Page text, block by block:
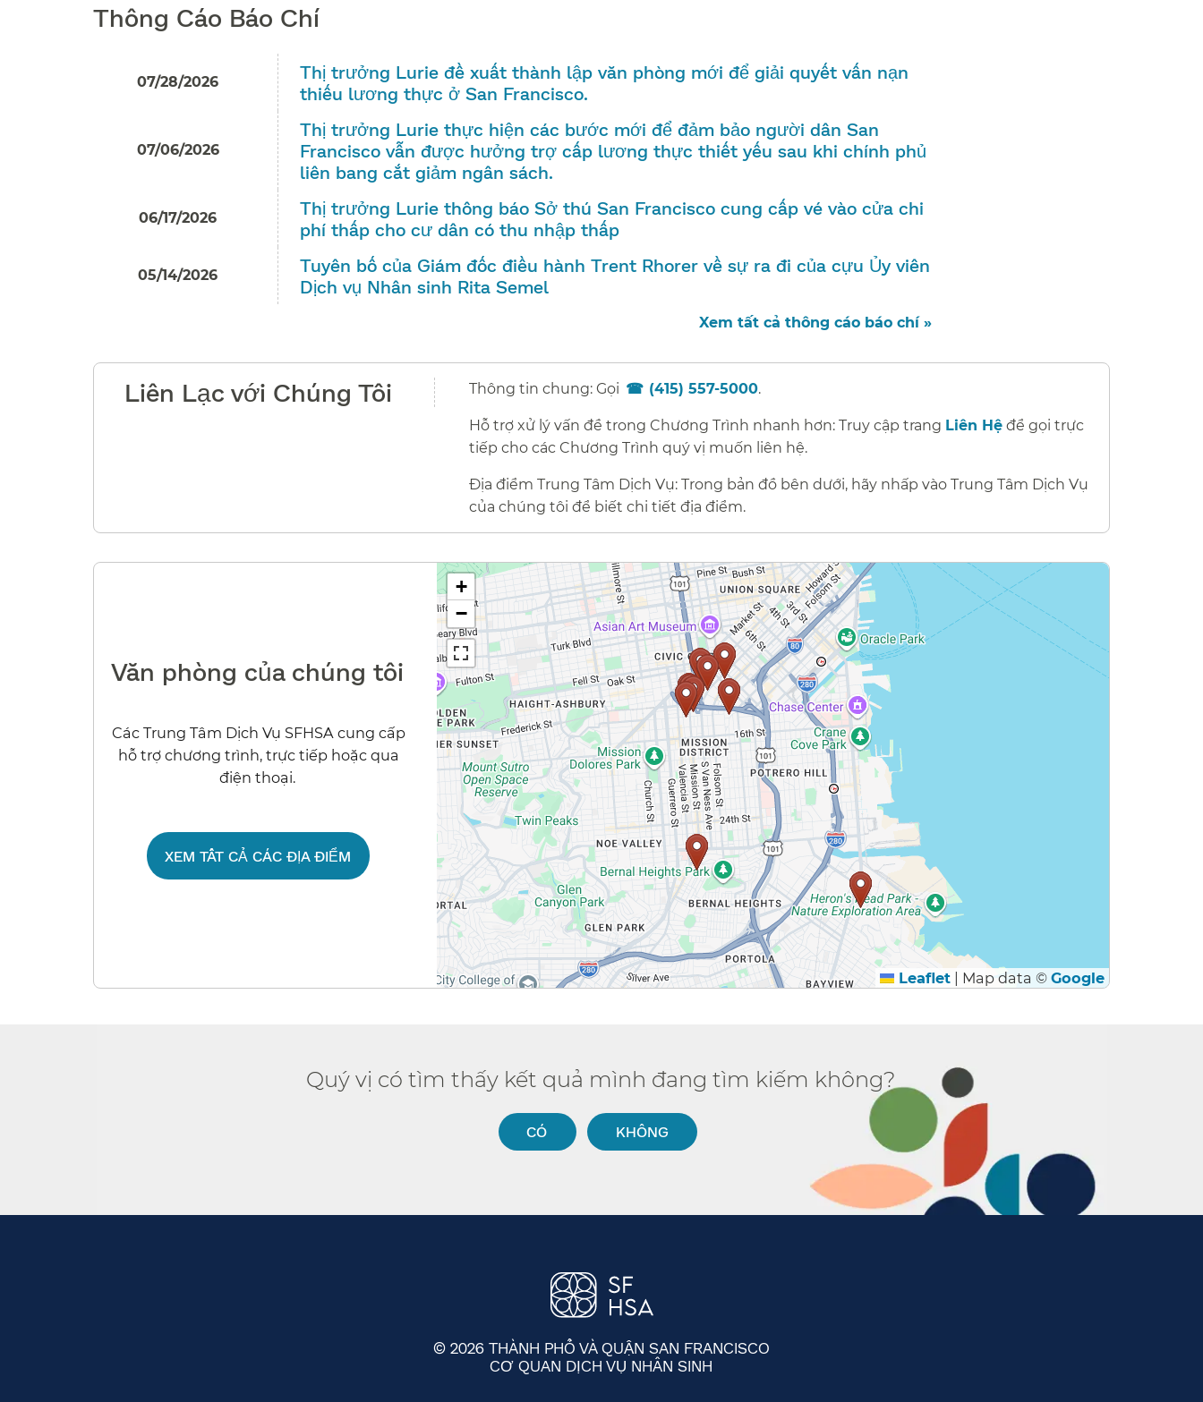
Thông Cáo Báo Chí​​
07/28/2026
Thị trưởng Lurie đề xuất thành lập văn phòng mới để giải quyết vấn nạn
thiếu lương thực ở San Francisco.​​
07/06/2026
Thị trưởng Lurie thực hiện các bước mới để đảm bảo người dân San
Francisco vẫn được hưởng trợ cấp lương thực thiết yếu sau khi chính phủ
liên bang cắt giảm ngân sách.​​
06/17/2026
Thị trưởng Lurie thông báo Sở thú San Francisco cung cấp vé vào cửa chi
phí thấp cho cư dân có thu nhập thấp​​
05/14/2026
Tuyên bố của Giám đốc điều hành Trent Rhorer về sự ra đi của cựu Ủy viên
Dịch vụ Nhân sinh Rita Semel​​
Xem tất cả thông cáo báo chí »​​
Liên Lạc với Chúng Tôi​​ Thông tin chung: Gọi (415) 557-5000.​​
Hỗ trợ xử lý vấn đề trong Chương Trình nhanh hơn: Truy cập trang Liên Hệđể gọi trực
tiếp cho các Chương Trình quý vị muốn liên hệ.​​
Địa điểm Trung Tâm Dịch Vụ: Trong bản đồ bên dưới, hãy nhấp vào Trung Tâm Dịch Vụ
của chúng tôi để biết chi tiết địa điểm.​​
Văn phòng của chúng tôi​​
Các Trung Tâm Dịch Vụ SFHSA cung cấp
hỗ trợ chương trình, trực tiếp hoặc qua
điện thoại.​​
XEM TẤT CẢ CÁC ĐỊA ĐIỂM​​
+
−
Leaflet | Map data © Google
Quý vị có tìm thấy kết quả mình đang tìm kiếm không?​​
CÓ​​ KHÔNG​​
© 2026 THÀNH PHỐ VÀ QUẬN SAN FRANCISCO
CƠ QUAN DỊCH VỤ NHÂN SINH